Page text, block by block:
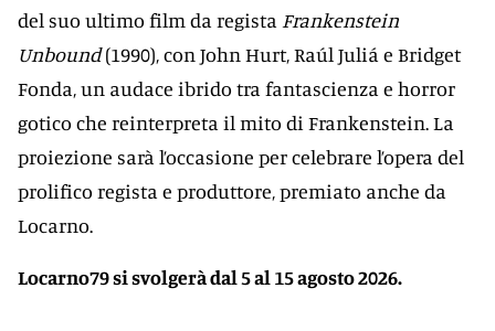
del suo ultimo film da regista Frankenstein
Unbound(1990), con John Hurt, Raúl Juliá e Bridget
Fonda, un audace ibrido tra fantascienza e horror
gotico che reinterpreta il mito di Frankenstein. La
proiezione sarà l’occasione per celebrare l’opera del
prolifico regista e produttore, premiato anche da
Locarno.
Locarno79 si svolgerà dal 5 al 15 agosto 2026.